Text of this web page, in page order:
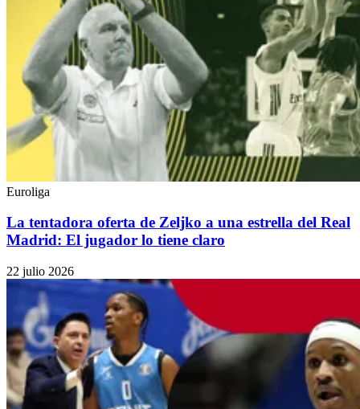
Euroliga
La tentadora oferta de Zeljko a una estrella del Real
Madrid: El jugador lo tiene claro
22 julio 2026